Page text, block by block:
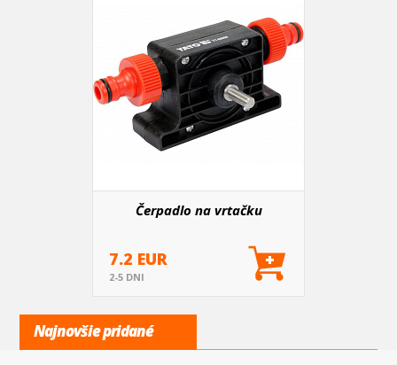
Čerpadlo na vrtačku
7.2 EUR
2-5 DNI
Najnovšie pridané